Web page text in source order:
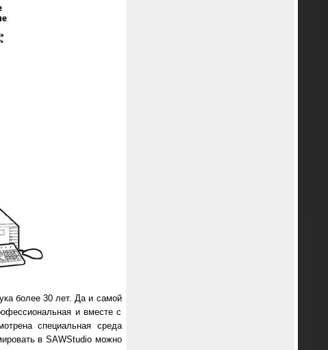
более 30 лет. Да и самой
и вместе с
специальная среда
в SAWStudio можно